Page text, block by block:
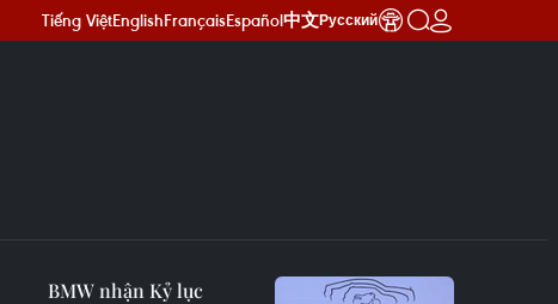
Tiếng ViệtEnglishFrançaisEspañol中文Русский
BMW nhận Kỷ lục